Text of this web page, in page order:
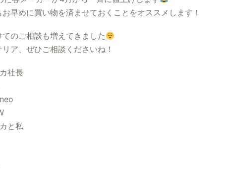
早めに買い物を済ませておくことをオススメします！
のご相談も増えてきました
ア、ぜひご相談くださいね！
社長
と私